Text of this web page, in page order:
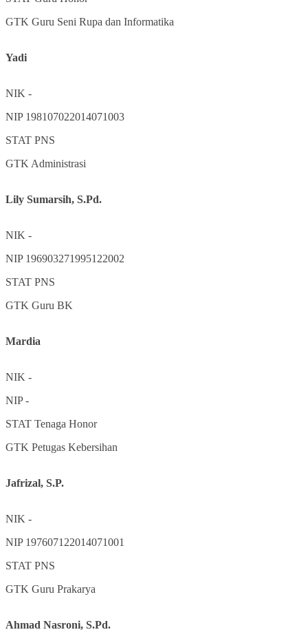
GTK Guru Seni Rupa dan Informatika
Yadi
NIK -
NIP 198107022014071003
STAT PNS
GTK Administrasi
Lily Sumarsih, S.Pd.
NIK -
NIP 196903271995122002
STAT PNS
GTK Guru BK
Mardia
NIK -
NIP-
STAT Tenaga Honor
GTK Petugas Kebersihan
Jafrizal, S.P.
NIK -
NIP 197607122014071001
STAT PNS
GTK Guru Prakarya
Ahmad Nasroni, S.Pd.